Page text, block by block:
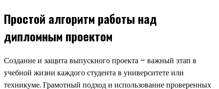
Простой алгоритм работы над
дипломным проектом
Создание и защита выпускного проекта – важный этап в
учебной жизни каждого студента в университете или
техникуме. Грамотный подход и использование проверенных